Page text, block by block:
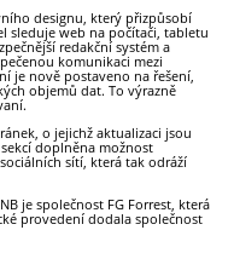
designu, který přizpůsobí
sleduje web na počítači, tabletu
redakční systém a
komunikaci mezi
je nově postaveno na řešení,
objemů dat. To výrazně
o jejichž aktualizaci jsou
doplněna možnost
sítí, která tak odráží
je společnost FG Forrest, která
provedení dodala společnost